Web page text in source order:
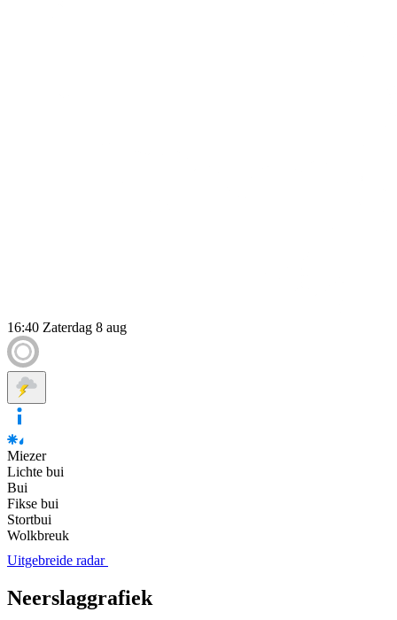
16:40 Zaterdag 8 aug
Miezer
Lichte bui
Bui
Fikse bui
Stortbui
Wolkbreuk
Uitgebreide radar
Neerslaggrafiek